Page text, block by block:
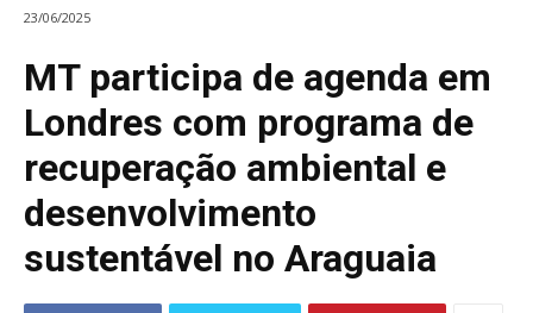
23/06/2025
MT participa de agenda em
Londres com programa de
recuperação ambiental e
desenvolvimento
sustentável no Araguaia